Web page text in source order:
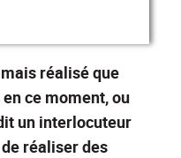
réalisé que
ce moment, ou
un interlocuteur
réaliser des